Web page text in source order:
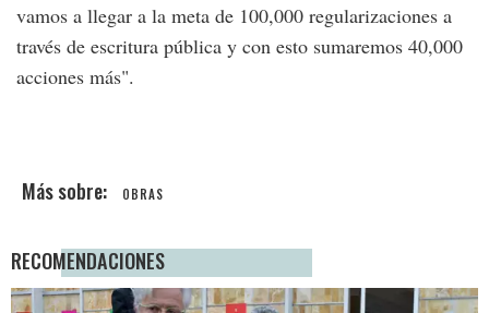
vamos a llegar a la meta de 100,000 regularizaciones a
través de escritura pública y con esto sumaremos 40,000
acciones más".
OBRAS
RECOMENDACIONES